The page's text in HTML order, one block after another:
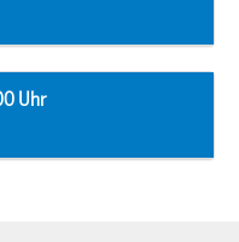
Uhr